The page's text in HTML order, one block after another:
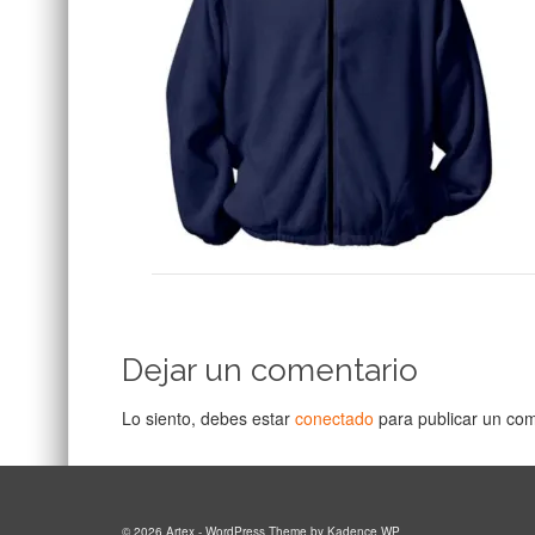
Dejar un comentario
Lo siento, debes estar conectado para publicar un
© 2026 Artex - WordPress Theme by Kadence WP